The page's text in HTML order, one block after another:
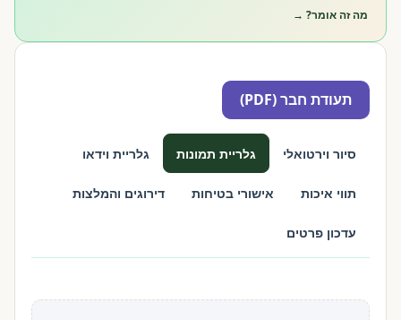
מה זה אומר? →
תעודת חבר (PDF)
סיור וירטואלי גלריית תמונות גלריית וידאו
תווי איכות אישורי בטיחות דירוגים והמלצות
עדכון פרטים